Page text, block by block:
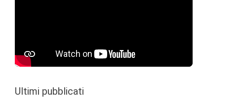
Ultimi pubblicati